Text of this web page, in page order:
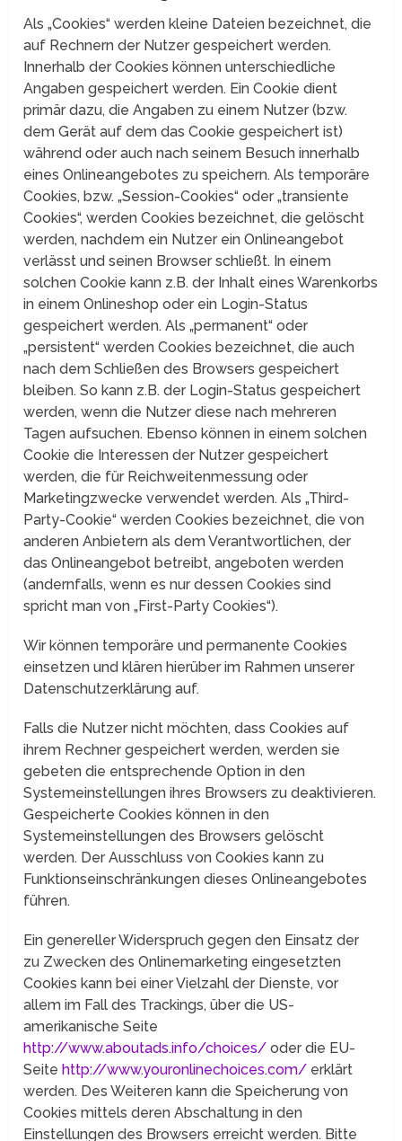
Als „Cookies“ werden kleine Dateien bezeichnet, die
auf Rechnern der Nutzer gespeichert werden.
Innerhalb der Cookies können unterschiedliche
Angaben gespeichert werden. Ein Cookie dient
primär dazu, die Angaben zu einem Nutzer (bzw.
dem Gerät auf dem das Cookie gespeichert ist)
während oder auch nach seinem Besuch innerhalb
eines Onlineangebotes zu speichern. Als temporäre
Cookies, bzw. „Session-Cookies“ oder „transiente
Cookies“, werden Cookies bezeichnet, die gelöscht
werden, nachdem ein Nutzer ein Onlineangebot
verlässt und seinen Browser schließt. In einem
solchen Cookie kann z.B. der Inhalt eines Warenkorbs
in einem Onlineshop oder ein Login-Status
gespeichert werden. Als „permanent“ oder
„persistent“ werden Cookies bezeichnet, die auch
nach dem Schließen des Browsers gespeichert
bleiben. So kann z.B. der Login-Status gespeichert
werden, wenn die Nutzer diese nach mehreren
Tagen aufsuchen. Ebenso können in einem solchen
Cookie die Interessen der Nutzer gespeichert
werden, die für Reichweitenmessung oder
Marketingzwecke verwendet werden. Als „Third-
Party-Cookie“ werden Cookies bezeichnet, die von
anderen Anbietern als dem Verantwortlichen, der
das Onlineangebot betreibt, angeboten werden
(andernfalls, wenn es nur dessen Cookies sind
spricht man von „First-Party Cookies“).
Wir können temporäre und permanente Cookies
einsetzen und klären hierüber im Rahmen unserer
Datenschutzerklärung auf.
Falls die Nutzer nicht möchten, dass Cookies auf
ihrem Rechner gespeichert werden, werden sie
gebeten die entsprechende Option in den
Systemeinstellungen ihres Browsers zu deaktivieren.
Gespeicherte Cookies können in den
Systemeinstellungen des Browsers gelöscht
werden. Der Ausschluss von Cookies kann zu
Funktionseinschränkungen dieses Onlineangebotes
führen.
Ein genereller Widerspruch gegen den Einsatz der
zu Zwecken des Onlinemarketing eingesetzten
Cookies kann bei einer Vielzahl der Dienste, vor
allem im Fall des Trackings, über die US-
amerikanische Seite
http://www.aboutads.info/choices/ oder die EU-
Seite http://www.youronlinechoices.com/ erklärt
werden. Des Weiteren kann die Speicherung von
Cookies mittels deren Abschaltung in den
Einstellungen des Browsers erreicht werden. Bitte